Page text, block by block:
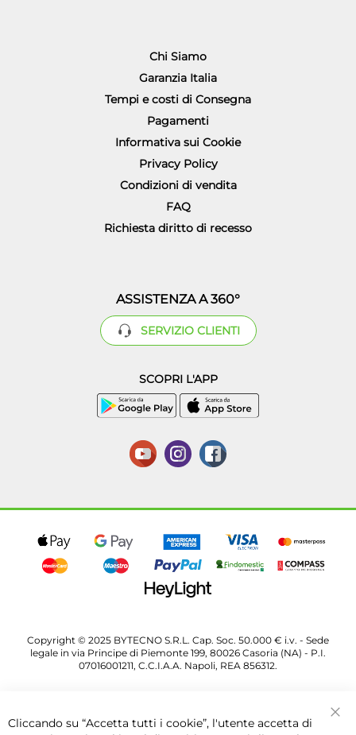
Chi Siamo
Garanzia Italia
Tempi e costi di Consegna
Pagamenti
Informativa sui Cookie
Privacy Policy
Condizioni di vendita
FAQ
Richiesta diritto di recesso
ASSISTENZA A 360°
SERVIZIO CLIENTI
SCOPRI L'APP
Copyright © 2025 BYTECNO S.R.L. Cap. Soc. 50.000 € i.v. - Sede
legale in via Principe di Piemonte 199, 80026 Casoria (NA) - P.I.
07016001211, C.C.I.A.A. Napoli, REA 856312.
Cliccando su “Accetta tutti i cookie”, l'utente accetta di